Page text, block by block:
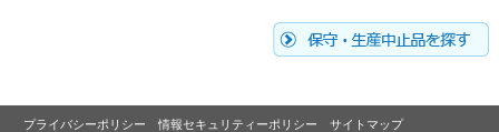
プライバシーポリシー 情報セキュリティーポリシー
サイトマップ